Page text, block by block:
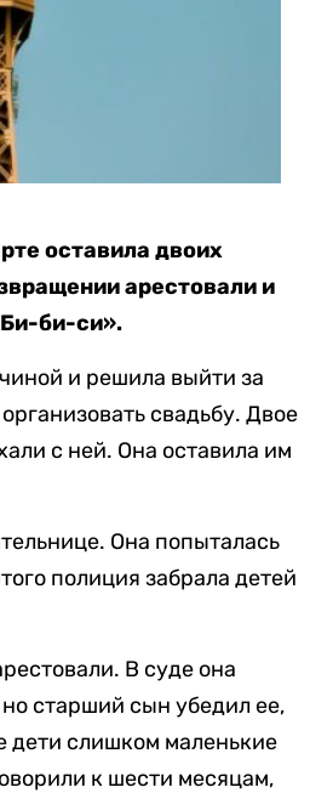
оставила двоих
арестовали и
би-си».
и решила выйти за
свадьбу. Двое
с ней. Она оставила им
Она попыталась
полиция забрала детей
В суде она
но старший сын убедил ее,
дети слишком маленькие
к шести месяцам,